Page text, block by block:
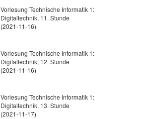
Vorlesung Technische Informatik 1:
Digitaltechnik, 11. Stunde
(2021-11-16)
Vorlesung Technische Informatik 1:
Digitaltechnik, 12. Stunde
(2021-11-16)
Vorlesung Technische Informatik 1:
Digitaltechnik, 13. Stunde
(2021-11-17)